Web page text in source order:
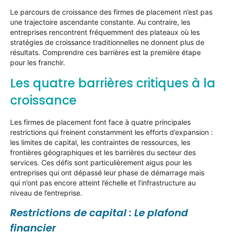
Le parcours de croissance des firmes de placement n’est pas
une trajectoire ascendante constante. Au contraire, les
entreprises rencontrent fréquemment des plateaux où les
stratégies de croissance traditionnelles ne donnent plus de
résultats. Comprendre ces barrières est la première étape
pour les franchir.
Les quatre barrières critiques à la
croissance
Les firmes de placement font face à quatre principales
restrictions qui freinent constamment les efforts d’expansion :
les limites de capital, les contraintes de ressources, les
frontières géographiques et les barrières du secteur des
services. Ces défis sont particulièrement aigus pour les
entreprises qui ont dépassé leur phase de démarrage mais
qui n’ont pas encore atteint l’échelle et l’infrastructure au
niveau de l’entreprise.
Restrictions de capital : Le plafond
financier